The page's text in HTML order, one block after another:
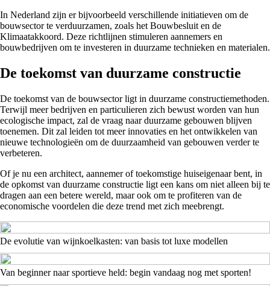
In Nederland zijn er bijvoorbeeld verschillende initiatieven om de
bouwsector te verduurzamen, zoals het Bouwbesluit en de
Klimaatakkoord. Deze richtlijnen stimuleren aannemers en
bouwbedrijven om te investeren in duurzame technieken en materialen.
De toekomst van duurzame constructie
De toekomst van de bouwsector ligt in duurzame constructiemethoden.
Terwijl meer bedrijven en particulieren zich bewust worden van hun
ecologische impact, zal de vraag naar duurzame gebouwen blijven
toenemen. Dit zal leiden tot meer innovaties en het ontwikkelen van
nieuwe technologieën om de duurzaamheid van gebouwen verder te
verbeteren.
Of je nu een architect, aannemer of toekomstige huiseigenaar bent, in
de opkomst van duurzame constructie ligt een kans om niet alleen bij te
dragen aan een betere wereld, maar ook om te profiteren van de
economische voordelen die deze trend met zich meebrengt.
De evolutie van wijnkoelkasten: van basis tot luxe modellen
Van beginner naar sportieve held: begin vandaag nog met sporten!